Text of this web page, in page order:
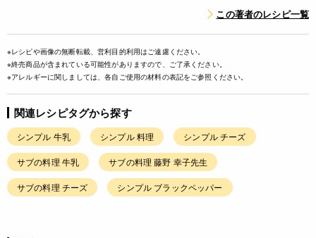
この著者のレシピ一覧
※レシピや画像の無断転載、営利目的利用はご遠慮ください。
※終売商品が含まれている可能性がありますので、ご了承ください。
※アレルギーに関しましては、各自ご使用の材料の表記をご参照ください。
関連レシピタグから探す
シンプル 牛乳 シンプル 料理 シンプル チーズ
サブの料理 牛乳 サブの料理 藤野 幸子先生
サブの料理 チーズ シンプル ブラックペッパー